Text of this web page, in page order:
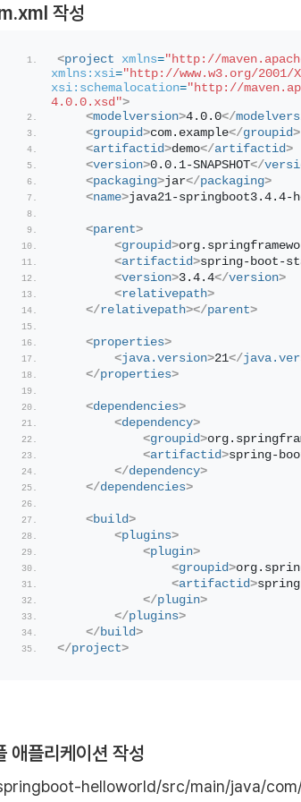
작성
<project xmlns="http://
xmlns:xsi="http://www.w3.org/2001/
xsi:schemalocation="http://
4.0.0.xsd">
<modelversion>4.0.0</
<groupid>com.example</groupid>
<artifactid>demo</artifactid>
<version>0.0.1-SNAPSHOT</
<packaging>jar</packaging>
<name>java21-springboot3.4.4-
<parent>
<groupid>
<artifactid>spring-boot-
<version>3.4.4</version>
<relativepath>
</relativepath></parent>
<properties>
<java.version>21</
</properties>
<dependencies>
<dependency>
<groupid>
<artifactid>spring-
</dependency>
</dependencies>
<build>
<plugins>
<plugin>
<groupid>
<artifactid>
</plugin>
</plugins>
</build>
</project>
애플리케이션 작성
helloworld/src/main/java/